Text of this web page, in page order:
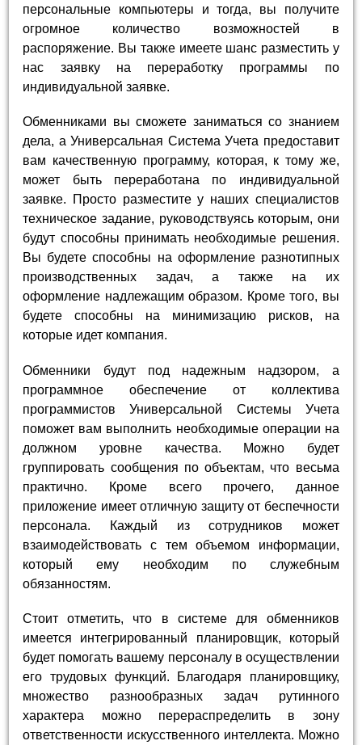
персональные компьютеры и тогда, вы получите
огромное количество возможностей в
распоряжение. Вы также имеете шанс разместить у
нас заявку на переработку программы по
индивидуальной заявке.
Обменниками вы сможете заниматься со знанием
дела, а Универсальная Система Учета предоставит
вам качественную программу, которая, к тому же,
может быть переработана по индивидуальной
заявке. Просто разместите у наших специалистов
техническое задание, руководствуясь которым, они
будут способны принимать необходимые решения.
Вы будете способны на оформление разнотипных
производственных задач, а также на их
оформление надлежащим образом. Кроме того, вы
будете способны на минимизацию рисков, на
которые идет компания.
Обменники будут под надежным надзором, а
программное обеспечение от коллектива
программистов Универсальной Системы Учета
поможет вам выполнить необходимые операции на
должном уровне качества. Можно будет
группировать сообщения по объектам, что весьма
практично. Кроме всего прочего, данное
приложение имеет отличную защиту от беспечности
персонала. Каждый из сотрудников может
взаимодействовать с тем объемом информации,
который ему необходим по служебным
обязанностям.
Стоит отметить, что в системе для обменников
имеется интегрированный планировщик, который
будет помогать вашему персоналу в осуществлении
его трудовых функций. Благодаря планировщику,
множество разнообразных задач рутинного
характера можно перераспределить в зону
ответственности искусственного интеллекта. Можно